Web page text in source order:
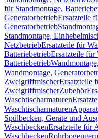
für Standmontage,
GeneratorbetriebErsatzteile
Generatorbetrieb
Standmontage,
NetzbetriebErsatzteile für
BatteriebetriebErsatzteile für
Batteriebetrieb
Wandmontage,
ZweigriffmischerErsatzteile
ZweigriffmischerZubehör
Waschtischarmaturen
Waschtischarmaturen
Spülbecken, Geräte und
WaschbeckenErsatzteile für
Waschbecken